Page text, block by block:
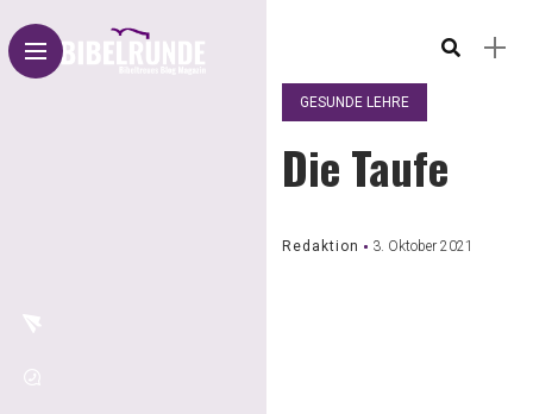
GESUNDE LEHRE
Die Taufe
Redaktion 3. Oktober 2021